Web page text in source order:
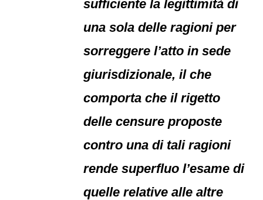
sufficiente la legittimità di
una sola delle ragioni per
sorreggere l’atto in sede
giurisdizionale, il che
comporta che il rigetto
delle censure proposte
contro una di tali ragioni
rende superfluo l’esame di
quelle relative alle altre